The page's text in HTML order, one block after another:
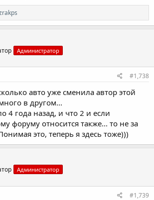
Администратор
#1,738
авто уже сменила автор этой
в другом...
4 года назад, и что 2 и если
форуму относится также... то не за
это, теперь я здесь тоже)))
Администратор
#1,739